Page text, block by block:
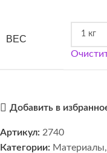
ВЕС
Добавить в
Артикул: 2740
Категории: Материалы,